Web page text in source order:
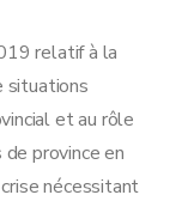
relatif à la
situations
et au rôle
province en
nécessitant